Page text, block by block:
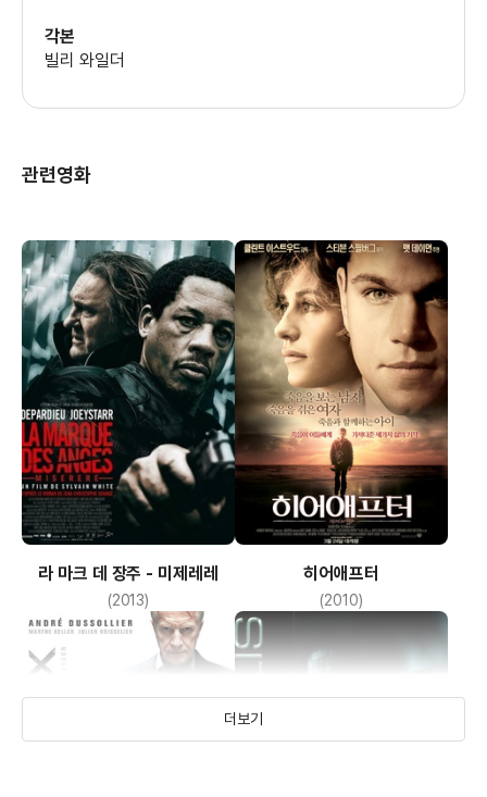
마이클 요크
각본
빌리 와일더
관련영화
라 마크 데 장주 - 미제레레
(2013)
히어애프터
(2010)
더보기